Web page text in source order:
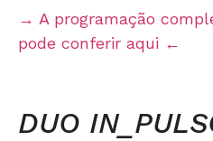
→ A programação
pode conferir aqui ←
DUO